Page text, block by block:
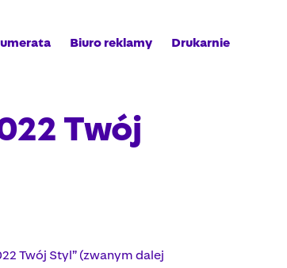
Biuro reklamy Drukarnie
Twój
Twój Styl” (zwanym dalej